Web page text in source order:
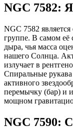
NGC 7582:
NGC 7582
группе. В самом её
дыра, чья масса
нашего Солнца.
излучает в
Спиральные
активного
перемычку (бар) и
мощном
NGC 7590: